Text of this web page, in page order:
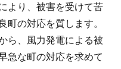
より、被害を受けて苦
町の対応を質します。
ら、風力発電による被
急な町の対応を求めて